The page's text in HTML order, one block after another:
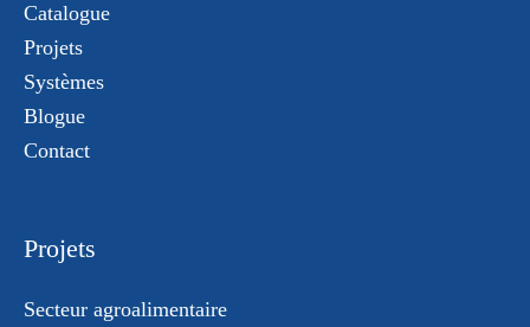
Catalogue
Projets
Systèmes
Blogue
Contact
Projets
Secteur agroalimentaire